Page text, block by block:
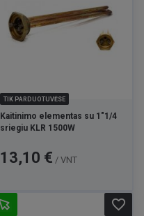
TIK PARDUOTUVĖSE
Kaitinimo elementas su 1"1/4
sriegiu KLR 1500W
Kaina
13,10 € / VNT
favorite_border